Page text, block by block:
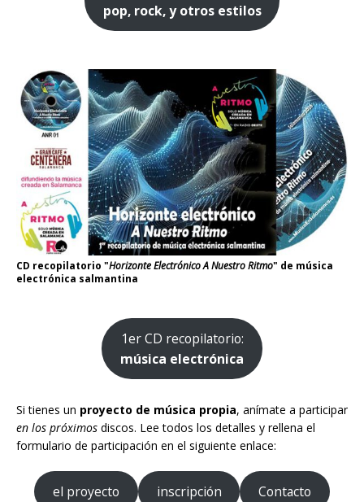
pop, rock, y otros estilos
CD recopilatorio "Horizonte Electrónico A Nuestro Ritmo" de música
electrónica salmantina
1er CD recopilatorio:
música electrónica
Si tienes un proyecto de música propia, anímate a participar
en los próximos discos. Lee todos los detalles y rellena el
formulario de participación en el siguiente enlace:
el proyecto inscripción Contacto